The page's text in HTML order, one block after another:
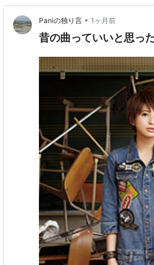
Paniの独り言 • 1ヶ月前
昔の曲っていいと思っ